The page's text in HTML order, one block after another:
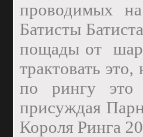
проводимых
Батисты
пощады от
трактовать
по рингу это
присуждая
Короля Ринга